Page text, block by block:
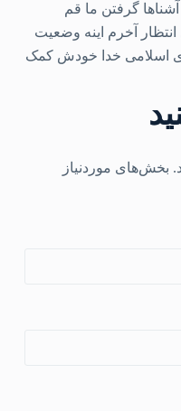
گرفتن ما قم
نگرفتیم بعداز ۳سال انتظار آخرم اینه وضعیت
اسلامی خدا خودش کمک
بخش‌های موردنیاز